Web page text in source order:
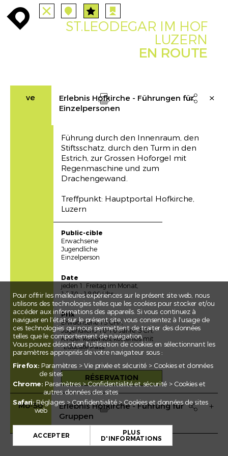
enroute enroute TOUTES STATIONS
PARCOURS event EVENTS agenda FILTRE
+
−
close station angebote anreise
ST.LEODEGAR IM HOF
LUZERN
EN ROUTE
ve
Erlebnis Hofkirche - Führungen für
Einzelpersonen
Drucken

Führung durch den Innenraum, den
Stiftsschatz, durch den Turm in den
Estrich, zur Grossen Hoforgel mit
Regenmaschine und zum
Drachengewand.
Treffpunkt: Hauptportal Hofkirche,
Luzern
Public-cible
Erwachsene
Jugendliche
Einzelperson
Date
jeden 1. Freitag im Monat,
16.30 - 18.00 Uhr
Prix
Erwachsene 15 CHF,
Jugendliche 10-16 Jahre: 5 CH,
Kinder: kostenlos; kostenlos mit
"Educate Pass"
RÉSERVATION
Mo-So
Erlebnis Hofkirche - Führung für
Gruppen

Pour offrir les meilleures expériences sur le présent site web, nous
utilisons des technologies telles que les cookies pour stocker et/ou
accéder aux informations des appareils. Si vous continuez à
naviguer en l’état sur le présent site, vous consentez à l’usage de
ces technologies qui nous permettent de traiter des données
telles que le comportement de navigation.
Vous pouvez désactiver l'utilisation de cookies en sélectionnant les
paramètres appropriés de votre navigateur sous :
Firefox: Paramètres > Vie privée et sécurité > Cookies et données
de sites
Chrome: Paramètres > Confidentialité et sécurité > Cookies et
autres données des sites
Safari:Réglages > Confidentialité > Cookies et données de sites
web
ACCEPTER PLUS
D'INFORMATIONS